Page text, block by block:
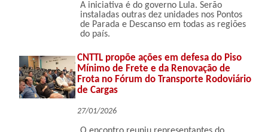
A iniciativa é do governo Lula. Serão
instaladas outras dez unidades nos Pontos
de Parada e Descanso em todas as regiões
do país.
CNTTL propõe ações em defesa do Piso
Mínimo de Frete e da Renovação de
Frota no Fórum do Transporte Rodoviário
de Cargas
27/01/2026